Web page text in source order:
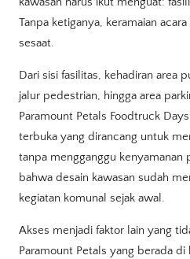
Tanpa ketiganya, keramaian
sesaat.
Dari sisi fasilitas, kehadiran area
jalur pedestrian, hingga area
Paramount Petals Foodtruck
terbuka yang dirancang untuk
tanpa mengganggu kenyamanan
bahwa desain kawasan sudah
kegiatan komunal sejak awal.
Akses menjadi faktor lain yang
Paramount Petals yang berada di